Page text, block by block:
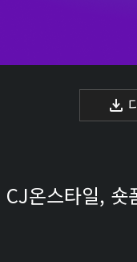
온스타일, 숏